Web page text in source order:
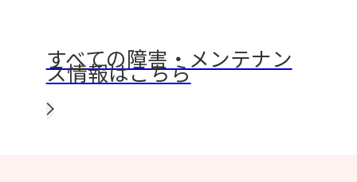
すべての障害・メンテナン
ス情報はこちら